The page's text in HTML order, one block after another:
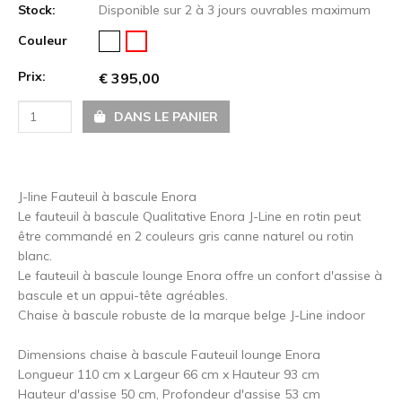
Stock:
Disponible sur 2 à 3 jours ouvrables maximum
Couleur
Prix: € 395,00
DANS LE PANIER
J-line Fauteuil à bascule Enora
Le fauteuil à bascule Qualitative Enora J-Line en rotin peut
être commandé en 2 couleurs gris canne naturel ou rotin
blanc.
Le fauteuil à bascule lounge Enora offre un confort d'assise à
bascule et un appui-tête agréables.
Chaise à bascule robuste de la marque belge J-Line indoor
Dimensions chaise à bascule Fauteuil lounge Enora
Longueur 110 cm x Largeur 66 cm x Hauteur 93 cm
Hauteur d'assise 50 cm, Profondeur d'assise 53 cm